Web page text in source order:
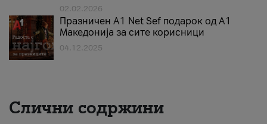
02.02.2026
Празничен A1 Net Sеf подарок од А1
Македонија за сите корисници
04.12.2025
Слични содржини